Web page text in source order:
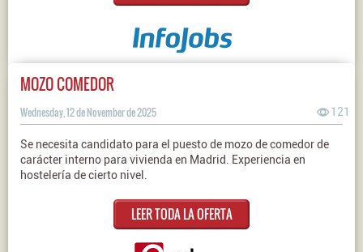
MOZO COMEDOR
Wednesday, 12 de November de 2025 121
Se necesita candidato para el puesto de mozo de comedor de
carácter interno para vivienda en Madrid. Experiencia en
hostelería de cierto nivel.
LEER TODA LA OFERTA